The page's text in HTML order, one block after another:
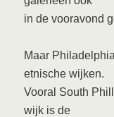
in de vooravond
Maar
etnische wijken.
Vooral South
wijk is de